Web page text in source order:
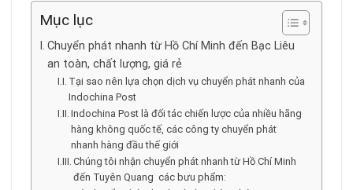
Mục lục
Chuyển phát nhanh từ Hồ Chí Minh đến Bạc Liêu
an toàn, chất lượng, giá rẻ
Tại sao nên lựa chọn dịch vụ chuyển phát nhanh của
Indochina Post
Indochina Post là đối tác chiến lược của nhiều hãng
hàng không quốc tế, các công ty chuyển phát
nhanh hàng đầu thế giới
Chúng tôi nhận chuyển phát nhanh từ Hồ Chí Minh
đến Tuyên Quang các bưu phẩm: